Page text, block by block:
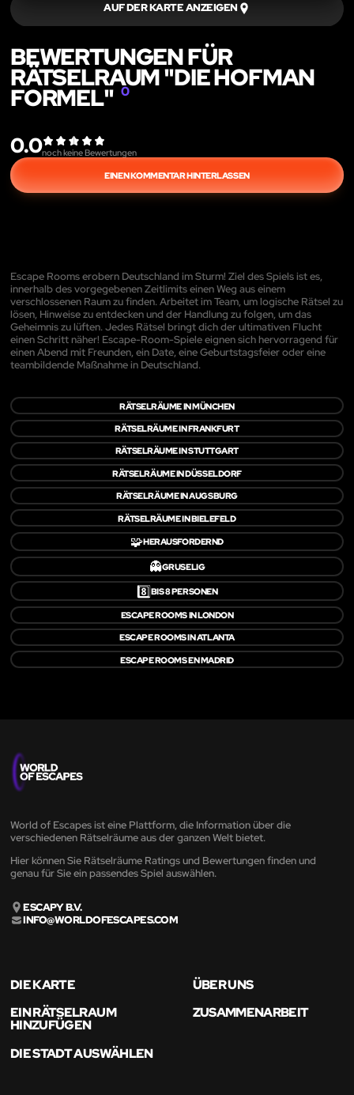
AUF DER KARTE ANZEIGEN
BEWERTUNGEN FÜR
RÄTSELRAUM "DIE HOFMAN
FORMEL"0
0.0noch keine Bewertungen
EINEN KOMMENTAR HINTERLASSEN
Escape Rooms erobern Deutschland im Sturm! Ziel des Spiels ist es,
innerhalb des vorgegebenen Zeitlimits einen Weg aus einem
verschlossenen Raum zu finden. Arbeitet im Team, um logische Rätsel zu
lösen, Hinweise zu entdecken und der Handlung zu folgen, um das
Geheimnis zu lüften. Jedes Rätsel bringt dich der ultimativen Flucht
einen Schritt näher! Escape-Room-Spiele eignen sich hervorragend für
einen Abend mit Freunden, ein Date, eine Geburtstagsfeier oder eine
teambildende Maßnahme in Deutschland.
RÄTSELRÄUME IN MÜNCHEN
RÄTSELRÄUME IN FRANKFURT
RÄTSELRÄUME IN STUTTGART
RÄTSELRÄUME IN DÜSSELDORF
RÄTSELRÄUME IN AUGSBURG
RÄTSELRÄUME IN BIELEFELD
🧩HERAUSFORDERND
👻GRUSELIG
8️⃣BIS 8 PERSONEN
ESCAPE ROOMS IN LONDON
ESCAPE ROOMS IN ATLANTA
ESCAPE ROOMS EN MADRID
World of Escapes ist eine Plattform, die Information über die
verschiedenen Rätselräume aus der ganzen Welt bietet.
Hier können Sie Rätselräume Ratings und Bewertungen finden und
genau für Sie ein passendes Spiel auswählen.
ESCAPY B.V.
INFO@WORLDOFESCAPES.COM
DIE KARTE
ÜBER UNS
EIN RÄTSELRAUM
HINZUFÜGEN
ZUSAMMENARBEIT
DIE STADT AUSWÄHLEN